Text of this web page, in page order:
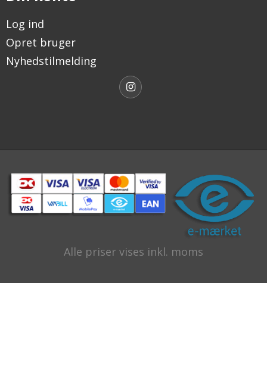
Log ind
Opret bruger
Nyhedstilmelding
Alle priser vises inkl. moms